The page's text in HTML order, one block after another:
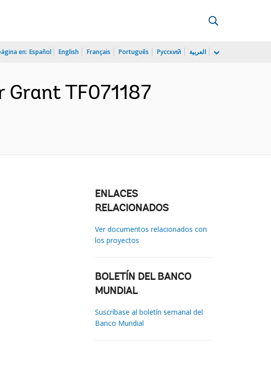
en: Español English Français Português Русский العربية
TF071187
ENLACES
RELACIONADOS
Ver documentos relacionados con
los proyectos
BOLETÍN DEL BANCO
MUNDIAL
Suscríbase al boletín semanal del
Banco Mundial